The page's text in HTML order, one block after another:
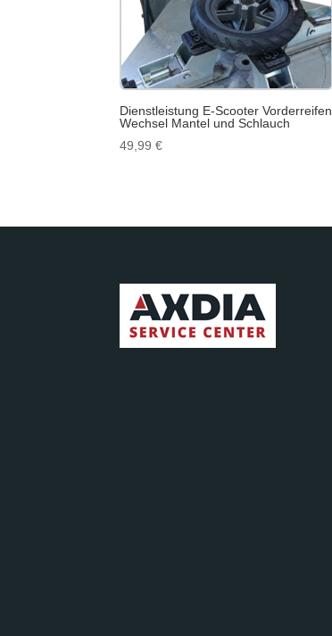
Dienstleistung E-Scooter Vorderreifen,
Wechsel Mantel und Schlauch
49,99€